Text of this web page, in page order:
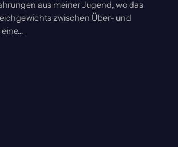
aus meiner Jugend, wo das
zwischen Über- und